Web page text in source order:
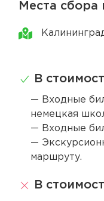
Места сбора
В
— Входные
немецкая
— Входные
—
маршруту.
В